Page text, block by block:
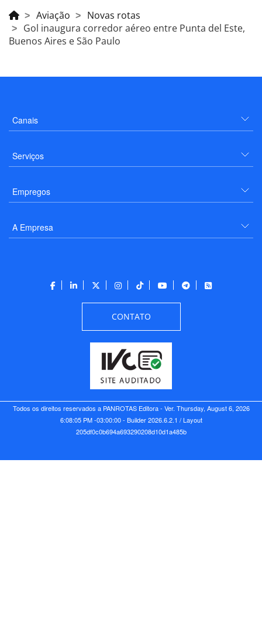
Aviação
Novas rotas
Gol inaugura corredor aéreo entre Punta del Este,
Buenos Aires e São Paulo
Canais
Serviços
Empregos
A Empresa
CONTATO
Todos os direitos reservados a PANROTAS Editora - Ver. Thursday, August 6, 2026
6:08:05 PM -03:00:00 - Builder 2026.6.2.1 / Layout
205df0c0b694a693290208d10d1a485b